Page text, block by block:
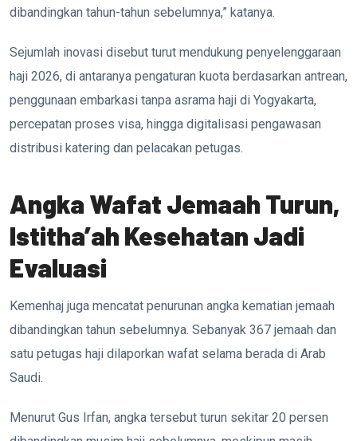
dibandingkan tahun-tahun sebelumnya,” katanya.
Sejumlah inovasi disebut turut mendukung penyelenggaraan
haji 2026, di antaranya pengaturan kuota berdasarkan antrean,
penggunaan embarkasi tanpa asrama haji di Yogyakarta,
percepatan proses visa, hingga digitalisasi pengawasan
distribusi katering dan pelacakan petugas.
Angka Wafat Jemaah Turun,
Istitha’ah Kesehatan Jadi
Evaluasi
Kemenhaj juga mencatat penurunan angka kematian jemaah
dibandingkan tahun sebelumnya. Sebanyak 367 jemaah dan
satu petugas haji dilaporkan wafat selama berada di Arab
Saudi.
Menurut Gus Irfan, angka tersebut turun sekitar 20 persen